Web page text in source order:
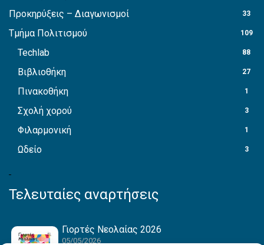
Προκηρύξεις – Διαγωνισμοί 33
Τμήμα Πολιτισμού 109
Techlab 88
Βιβλιοθήκη 27
Πινακοθήκη 1
Σχολή χορού 3
Φιλαρμονική 1
Ωδείο 3
Τελευταίες αναρτήσεις
Γιορτές Νεολαίας 2026
05/05/2026